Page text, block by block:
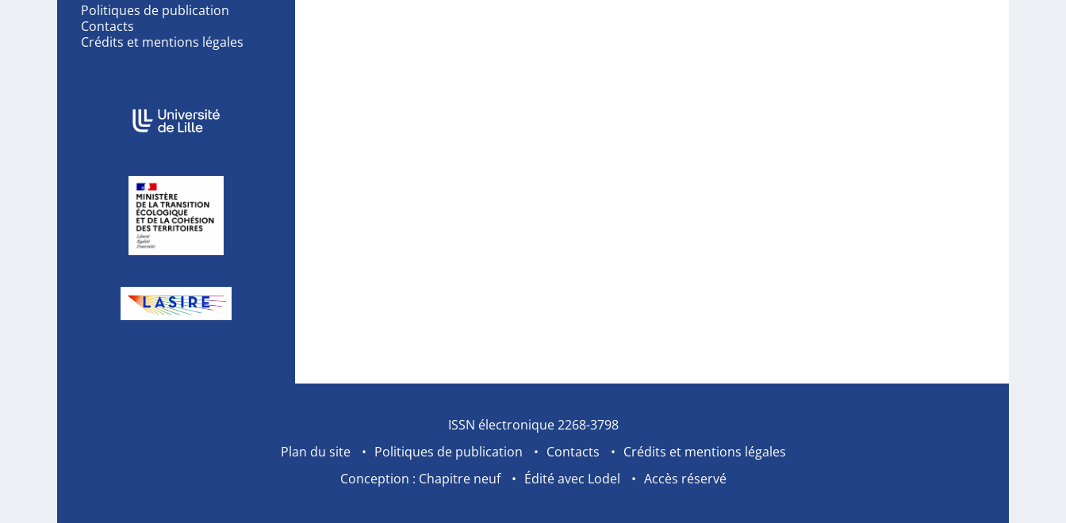
Politiques de publication
Contacts
Crédits et mentions légales
Affiliations/partenaires
ISSN électronique 2268-3798
Plan du site
Politiques de publication Contacts
Crédits et mentions légales
Conception : Chapitre neuf
Édité avec Lodel Accès réservé